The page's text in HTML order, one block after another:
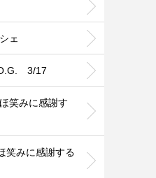
ェ
3/17
笑みに感謝す
笑みに感謝する